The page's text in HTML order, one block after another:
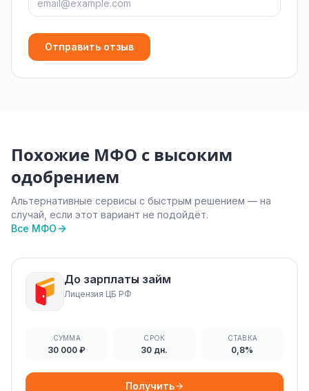
Отправить отзыв
Похожие МФО с высоким
одобрением
Альтернативные сервисы с быстрым решением — на
случай, если этот вариант не подойдёт.
Все МФО
До зарплаты займ
Лицензия ЦБ РФ
СУММА
30 000 ₽
СРОК
30 дн.
СТАВКА
0,8%
Получить